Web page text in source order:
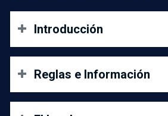
Introducción
propio mando de casa. Dicho
Reglas e Información